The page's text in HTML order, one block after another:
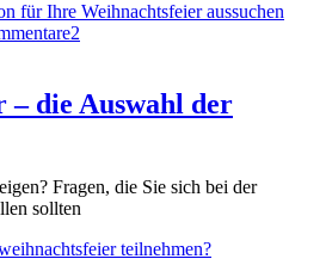
2
– die Auswahl der
Fragen, die Sie sich bei der
sollten